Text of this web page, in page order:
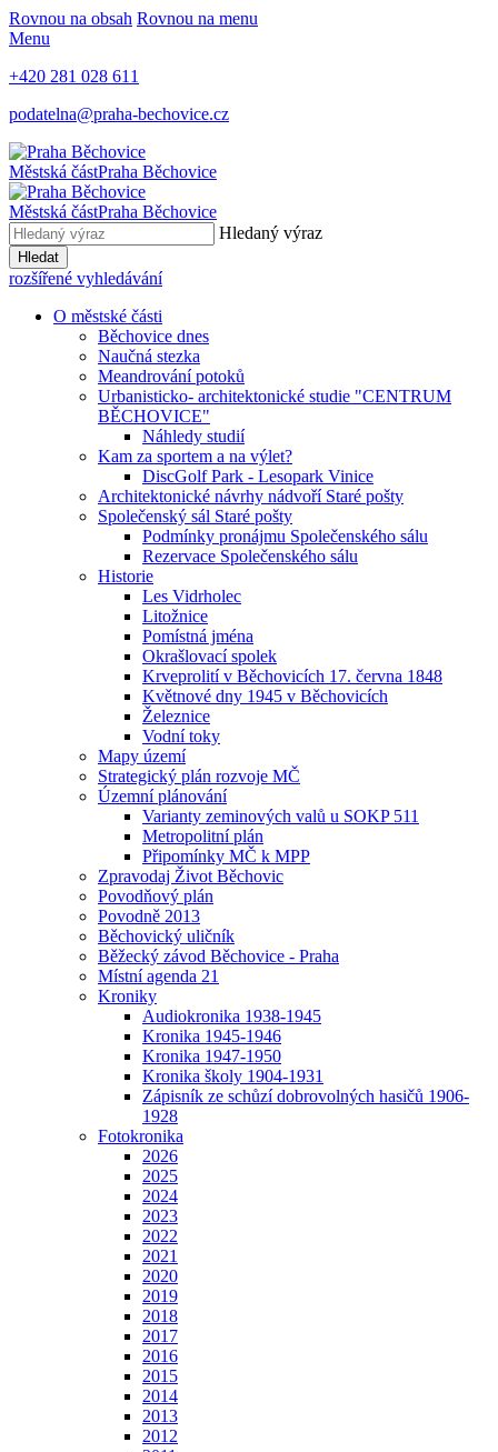
Rovnou na obsah Rovnou na menu
Menu
+420 281 028 611
podatelna@praha-bechovice.cz
Městská částPraha Běchovice
Městská částPraha Běchovice
Hledaný výraz
Hledat
rozšířené vyhledávání
O městské části
Běchovice dnes
Naučná stezka
Meandrování potoků
Urbanisticko- architektonické studie "CENTRUM
BĚCHOVICE"
Náhledy studií
Kam za sportem a na výlet?
DiscGolf Park - Lesopark Vinice
Architektonické návrhy nádvoří Staré pošty
Společenský sál Staré pošty
Podmínky pronájmu Společenského sálu
Rezervace Společenského sálu
Historie
Les Vidrholec
Litožnice
Pomístná jména
Okrašlovací spolek
Krveprolití v Běchovicích 17. června 1848
Květnové dny 1945 v Běchovicích
Železnice
Vodní toky
Mapy území
Strategický plán rozvoje MČ
Územní plánování
Varianty zeminových valů u SOKP 511
Metropolitní plán
Připomínky MČ k MPP
Zpravodaj Život Běchovic
Povodňový plán
Povodně 2013
Běchovický uličník
Běžecký závod Běchovice - Praha
Místní agenda 21
Kroniky
Audiokronika 1938-1945
Kronika 1945-1946
Kronika 1947-1950
Kronika školy 1904-1931
Zápisník ze schůzí dobrovolných hasičů 1906-
1928
Fotokronika
2026
2025
2024
2023
2022
2021
2020
2019
2018
2017
2016
2015
2014
2013
2012